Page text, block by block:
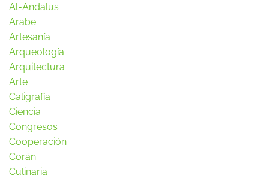
Al-Andalus
Arabe
Artesanía
Arqueología
Arquitectura
Arte
Caligrafía
Ciencia
Congresos
Cooperación
Corán
Culinaria